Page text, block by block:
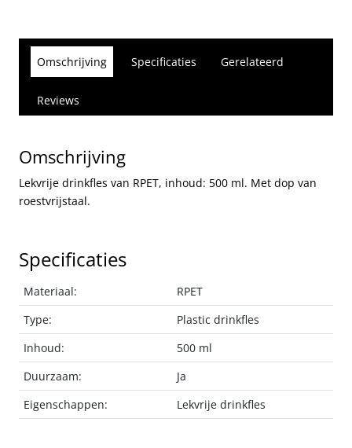
Omschrijving Specificaties Gerelateerd
Reviews
Omschrijving
Lekvrije drinkfles van RPET, inhoud: 500 ml. Met dop van
roestvrijstaal.
Specificaties
Materiaal:
RPET
Type:
Plastic drinkfles
Inhoud:
500 ml
Duurzaam:
Ja
Eigenschappen:
Lekvrije drinkfles